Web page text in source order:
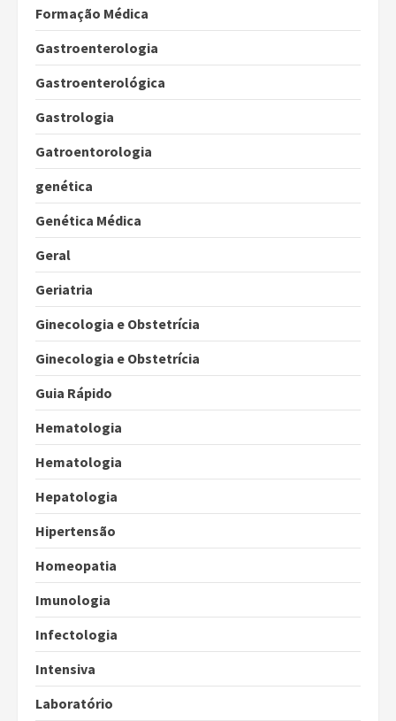
Formação Médica
Gastroenterologia
Gastroenterológica
Gastrologia
Gatroentorologia
genética
Genética Médica
Geral
Geriatria
Ginecologia e Obstetrícia
Ginecologia e Obstetrícia
Guia Rápido
Hematologia
Hematologia
Hepatologia
Hipertensão
Homeopatia
Imunologia
Infectologia
Intensiva
Laboratório